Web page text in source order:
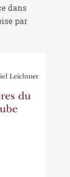
dans
par